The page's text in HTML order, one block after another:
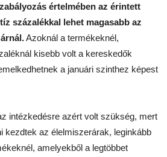
értelmében az érintett
százalékkal lehet magasabb az
Azoknál a termékeknél,
kisebb volt a kereskedők
a januári szinthez képest
intézkedésre azért volt szükség, mert
kezdtek az élelmiszerárak, leginkább
amelyekből a legtöbbet